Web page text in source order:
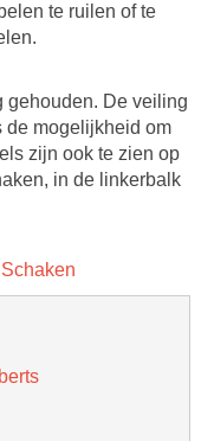
te ruilen of te
gehouden. De veiling
de mogelijkheid om
zijn ook te zien op
in de linkerbalk